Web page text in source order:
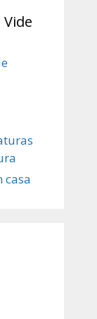
casa